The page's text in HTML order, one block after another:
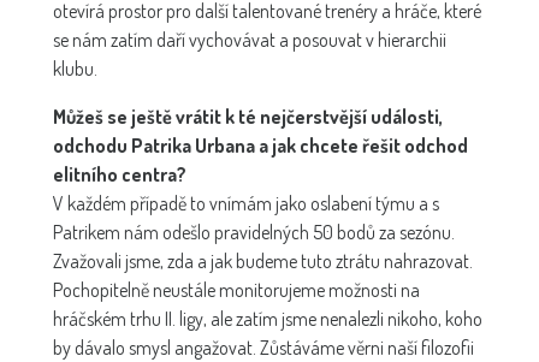
otevírá prostor pro další talentované trenéry a hráče, které
se nám zatím daří vychovávat a posouvat v hierarchii
klubu.
Můžeš se ještě vrátit k té nejčerstvější události,
odchodu Patrika Urbana a jak chcete řešit odchod
elitního centra?
V každém případě to vnímám jako oslabení týmu a s
Patrikem nám odešlo pravidelných 50 bodů za sezónu.
Zvažovali jsme, zda a jak budeme tuto ztrátu nahrazovat.
Pochopitelně neustále monitorujeme možnosti na
hráčském trhu II. ligy, ale zatím jsme nenalezli nikoho, koho
by dávalo smysl angažovat. Zůstáváme věrni naší filozofii